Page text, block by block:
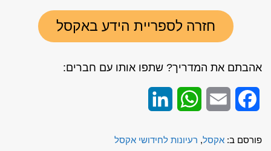
חזרה לספריית הידע באקסל
אהבתם את המדריך? שתפו אותו עם חברים:
Facebook
Email
WhatsApp
פורסם ב: אקסל, רעיונות לחידושי אקסל